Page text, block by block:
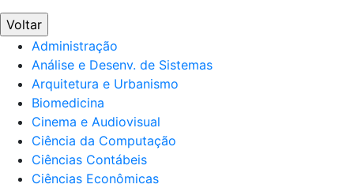
Voltar
Administração
Análise e Desenv. de Sistemas
Arquitetura e Urbanismo
Biomedicina
Cinema e Audiovisual
Ciência da Computação
Ciências Contábeis
Ciências Econômicas